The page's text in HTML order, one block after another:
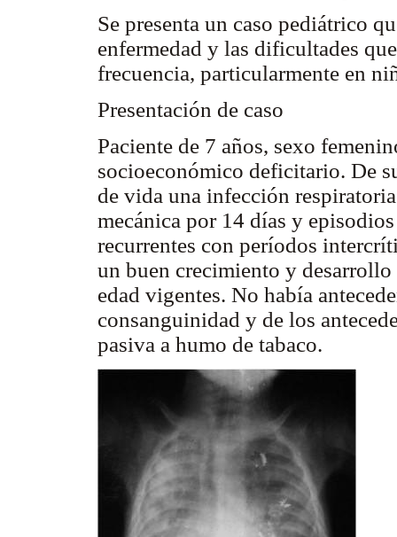
Se presenta un caso pediátrico
enfermedad y las dificultades
frecuencia, particularmente en
Presentación de caso
Paciente de 7 años, sexo
socioeconómico deficitario. De
de vida una infección
mecánica por 14 días y
recurrentes con períodos
un buen crecimiento y
edad vigentes. No había
consanguinidad y de los
pasiva a humo de tabaco.